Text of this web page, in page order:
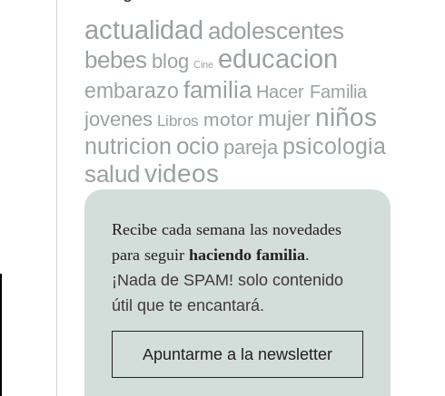
actualidad adolescentes
bebes blog Cine educacion
embarazo familia Hacer Familia
jovenes Libros motor mujer niños
nutricion ocio pareja psicologia
salud videos
Recibe cada semana las novedades
para seguir haciendo familia.
¡Nada de SPAM! solo contenido
útil que te encantará.
Apuntarme a la newsletter